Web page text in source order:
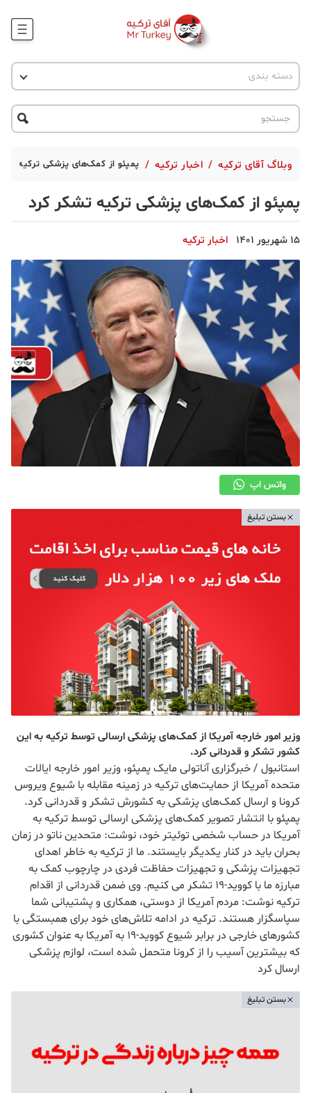
وبلاگ
جاذبه گردشگری
دسته بندی
اخبار ترکیه
پروژه ها
تحصیل در ترکیه
ترکیه گردی
دانستنی
دکوراسیون
قبرس
وبلاگ آقای ترکیه / اخبار ترکیه / پمپئو از کمک‌های پزشکی ترکیه
پمپئو از کمک‌های پزشکی ترکیه تشکر کرد
15 شهریور 1401 اخبار ترکیه
واتس اپ
بستن تبلیغ
وزیر امور خارجه آمریکا از کمک‌های پزشکی ارسالی توسط ترکیه به این
کشور تشکر و قدردانی کرد.
استانبول / خبرگزاری آناتولی مایک پمپئو، وزیر امور خارجه ایالات
متحده آمریکا از حمایت‌های ترکیه در زمینه مقابله با شیوع ویروس
کرونا و ارسال کمک‌های پزشکی به کشورش تشکر و قدردانی کرد.
پمپئو با انتشار تصویر کمک‌های پزشکی ارسالی توسط ترکیه به
آمریکا در حساب شخصی توئیتر خود، نوشت: متحدین ناتو در زمان
بحران باید در کنار یکدیگر بایستند. ما از ترکیه به خاطر اهدای
تجهیزات پزشکی و تجهیزات حفاظت فردی در چارچوب کمک به
مبارزه ما با کووید-19 تشکر می کنیم. وی ضمن قدردانی از اقدام
ترکیه نوشت: مردم آمریکا از دوستی، همکاری و پشتیبانی شما
سپاسگزار هستند. ترکیه در ادامه تلاش‌های خود برای همبستگی با
کشورهای خارجی در برابر شیوع کووید-19 به آمریکا به عنوان کشوری
که بیشترین آسیب را از کرونا متحمل شده است، لوازم پزشکی
ارسال کرد
بستن تبلیغ